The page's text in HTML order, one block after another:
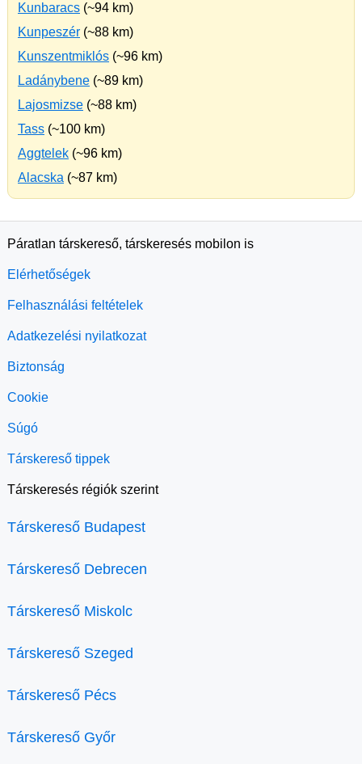
Kunbaracs (~94 km)
Kunpeszér (~88 km)
Kunszentmiklós (~96 km)
Ladánybene (~89 km)
Lajosmizse (~88 km)
Tass (~100 km)
Aggtelek (~96 km)
Alacska (~87 km)
Páratlan társkereső, társkeresés mobilon is
Elérhetőségek
Felhasználási feltételek
Adatkezelési nyilatkozat
Biztonság
Cookie
Súgó
Társkereső tippek
Társkeresés régiók szerint
Társkereső Budapest
Társkereső Debrecen
Társkereső Miskolc
Társkereső Szeged
Társkereső Pécs
Társkereső Győr